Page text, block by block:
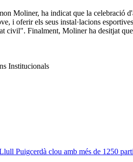
Moliner, ha indicat que la celebració
i oferir els seus instal·lacions
civil". Finalment, Moliner ha desitjat
Institucionals
Puigcerdà clou amb més de 1250